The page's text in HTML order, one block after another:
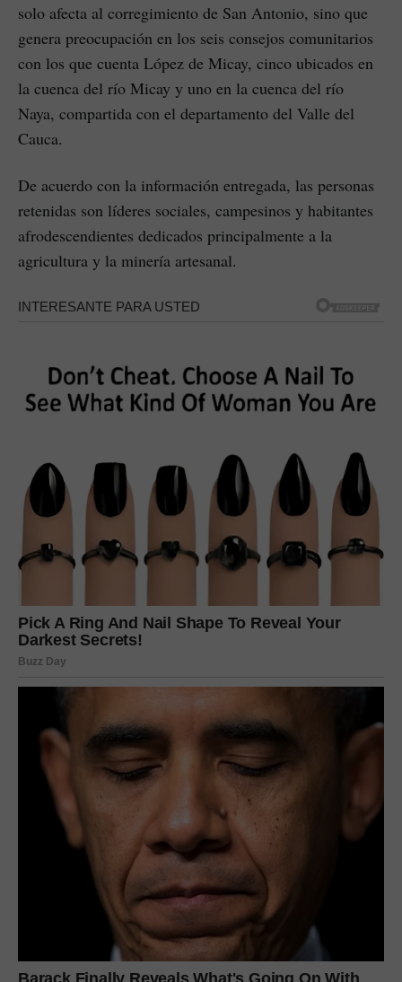
solo afecta al corregimiento de San Antonio, sino que
genera preocupación en los seis consejos comunitarios
con los que cuenta López de Micay, cinco ubicados en
la cuenca del río Micay y uno en la cuenca del río
Naya, compartida con el departamento del Valle del
Cauca.
De acuerdo con la información entregada, las personas
retenidas son líderes sociales, campesinos y habitantes
afrodescendientes dedicados principalmente a la
agricultura y la minería artesanal.